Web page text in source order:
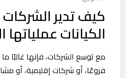
كيف تدير
الكيانات
مع توسع الشركات، فإنها غالبًا
فروعًا، أو شركات إقليمية، أو